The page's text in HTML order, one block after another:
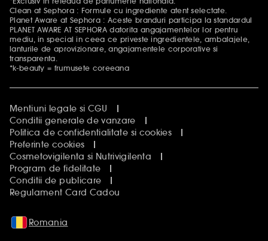
Clean at Sephora : Formule cu ingrediente atent selectate.
Planet Aware at Sephora : Aceste branduri participa la standardul
PLANET AWARE AT SEPHORA datorita angajamentelor lor pentru
mediu, in special in ceea ce priveste ingredientele, ambalajele,
lanturile de aprovizionare, angajamentele corporative si
transparenta.
*k-beauty = frumusete coreeana
Mentiuni legale si CGU
Conditii generale de vanzare
Politica de confidentialitate si cookies
Preferinte cookies
Cosmetovigilenta si Nutrivigilenta
Program de fidelitate
Conditii de publicare
Regulament Card Cadou
Romania